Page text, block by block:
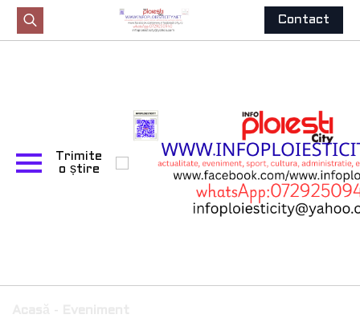
Search
Contact
Trimite
o știre
-